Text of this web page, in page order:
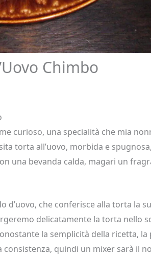
Chimbo
curioso, una specialità che mia
torta all’uovo, morbida e
una bevanda calda, magari un
d’uovo, che conferisce alla torta la
delicatamente la torta nello
la semplicità della ricetta,
quindi un mixer sarà il